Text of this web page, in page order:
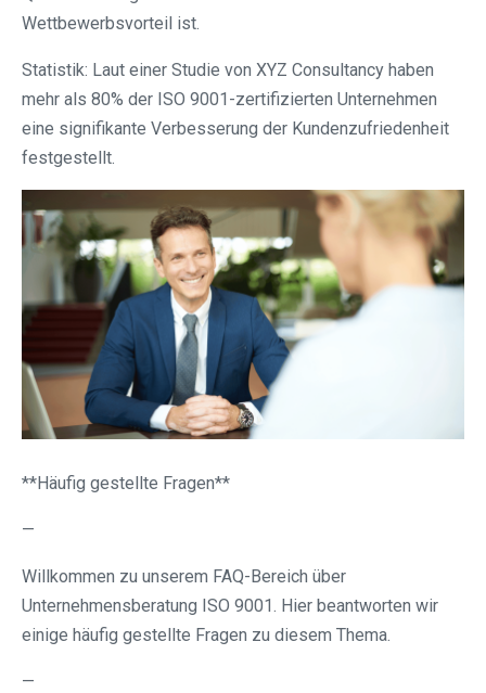
Wettbewerbsvorteil ist.
Statistik: Laut einer Studie von XYZ Consultancy haben
mehr als 80% der ISO 9001-zertifizierten Unternehmen
eine signifikante Verbesserung der Kundenzufriedenheit
festgestellt.
**Häufig gestellte Fragen**
—
Willkommen zu unserem FAQ-Bereich über
Unternehmensberatung ISO 9001. Hier beantworten wir
einige häufig gestellte Fragen zu diesem Thema.
—